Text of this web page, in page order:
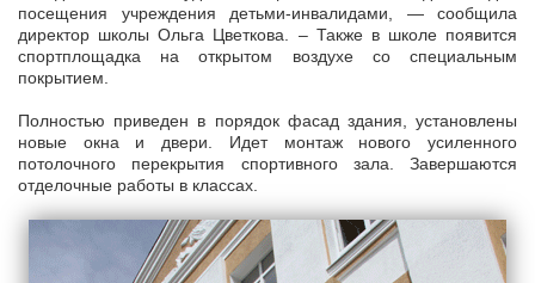
посещения учреждения детьми-инвалидами, — сообщила
директор школы Ольга Цветкова. – Также в школе появится
спортплощадка на открытом воздухе со специальным
покрытием.
Полностью приведен в порядок фасад здания, установлены
новые окна и двери. Идет монтаж нового усиленного
потолочного перекрытия спортивного зала. Завершаются
отделочные работы в классах.